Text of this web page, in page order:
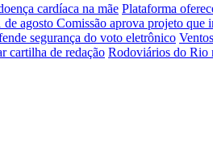
cardíaca na mãe Plataforma
de agosto Comissão aprova projeto que
segurança do voto eletrônico
cartilha de redação Rodoviários do Rio